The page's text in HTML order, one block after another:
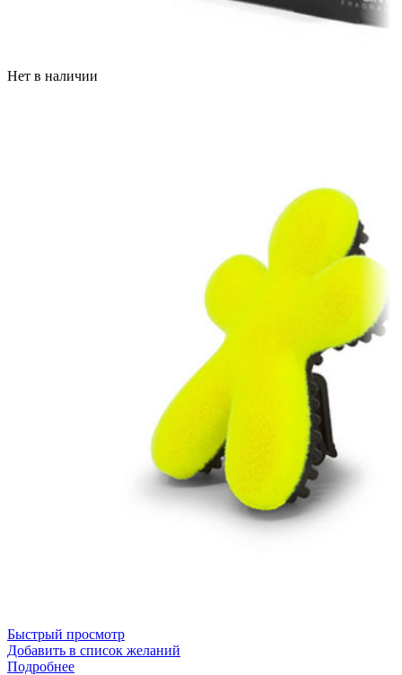
Нет в наличии
Быстрый просмотр
Добавить в список желаний
Подробнее